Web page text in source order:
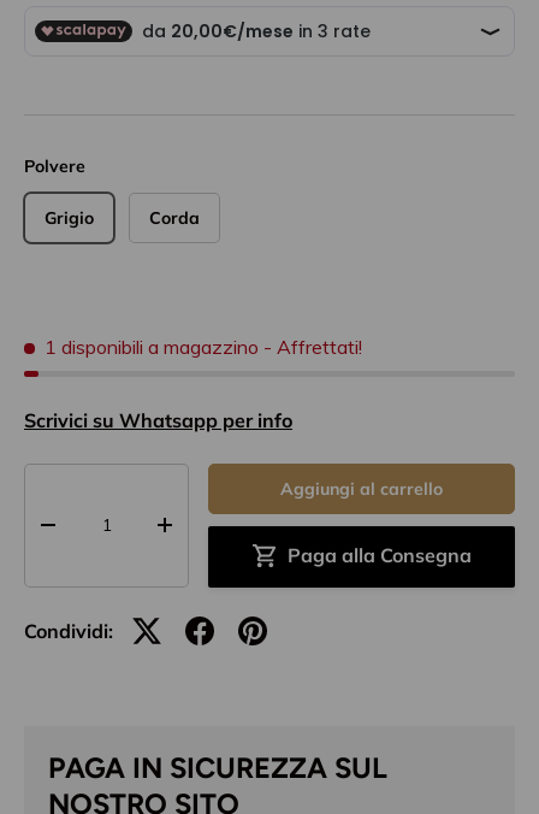
Polvere
Grigio Corda
1 disponibili a magazzino - Affrettati!
Scrivici su Whatsapp per info
+
Aggiungi al carrello
Paga alla Consegna
Condividi:
PAGA IN SICUREZZA SUL
NOSTRO SITO